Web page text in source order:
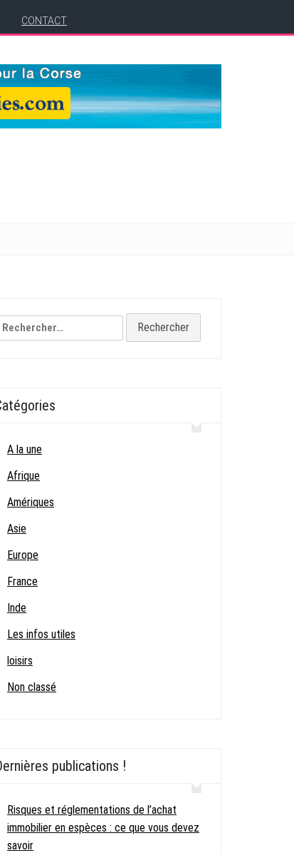
CONTACT
Rechercher :
A la une
Afrique
Amériques
Asie
Europe
France
Inde
Les infos utiles
loisirs
Non classé
publications !
Risques et réglementations de l’achat
immobilier en espèces : ce que vous devez
savoir